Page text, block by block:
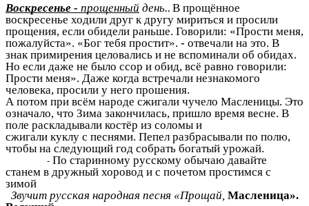
Воскресенье - прощенный день.. В прощённое
воскресенье ходили друг к другу мириться и просили
прощения, если обидели раньше. Говорили: «Прости меня,
пожалуйста». «Бог тебя простит». - отвечали на это. В
знак примирения целовались и не вспоминали об обидах.
Но если даже не было ссор и обид, всё равно говорили:
Прости меня». Даже когда встречали незнакомого
человека, просили у него прошения.
А потом при всём народе сжигали чучело Масленицы. Это
означало, что Зима закончилась, пришло время весне. В
поле раскладывали костёр из соломы и
сжигали куклу с песнями. Пепел разбрасывали по полю,
чтобы на следующий год собрать богатый урожай.
По старинному русскому обычаю давайте
станем в дружный хоровод и с почетом простимся с
зимой
Звучит русская народная песня «Прощай, Масленица».